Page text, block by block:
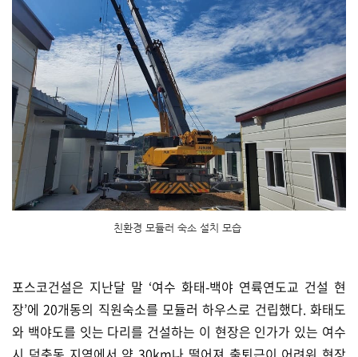
친환경 모듈러 숙소 설치 모습
포스코건설은 지난달 말 ‘여수 화태-백야 연륙연도교 건설 현
장’에 20개동의 직원숙소를 모듈러 하우스로 건립했다. 화태도
와 백야도를 잇는 다리를 건설하는 이 현장은 인가가 있는 여수